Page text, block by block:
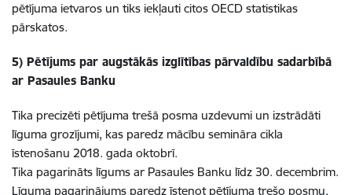
pētījuma ietvaros un tiks iekļauti citos OECD statistikas
pārskatos.
5) Pētījums par augstākās izglītības pārvaldību sadarbībā
ar Pasaules Banku
Tika precizēti pētījuma trešā posma uzdevumi un izstrādāti
līguma grozījumi, kas paredz mācību semināra cikla
īstenošanu 2018. gada oktobrī.
Tika pagarināts līgums ar Pasaules Banku līdz 30. decembrim.
Līguma pagarinājums paredz īstenot pētījuma trešo posmu,